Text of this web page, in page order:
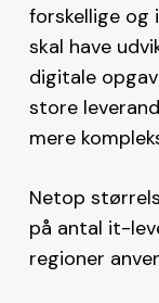
forskellige og
skal have
digitale
store
mere
Netop
på antal it-
regioner